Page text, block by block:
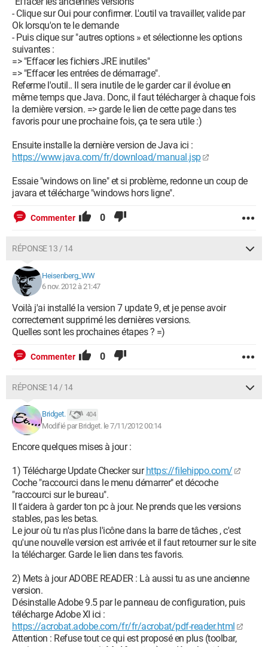
- Clique sur Oui pour confirmer. L'outil va travailler, valide par
Ok lorsqu'on te le demande
- Puis clique sur "autres options » et sélectionne les options
suivantes :
=> "Effacer les fichiers JRE inutiles"
=> "Effacer les entrées de démarrage".
Referme l'outil.. Il sera inutile de le garder car il évolue en
même temps que Java. Donc, il faut télécharger à chaque fois
la dernière version. => garde le lien de cette page dans tes
favoris pour une prochaine fois, ça te sera utile :)
Ensuite installe la dernière version de Java ici :
https://www.java.com/fr/download/manual.jsp
Essaie "windows on line" et si problème, redonne un coup de
javara et télécharge "windows hors ligne".
Commenter 0
RÉPONSE 13 / 14
Heisenberg_WW
6 nov. 2012 à 21:47
Voilà j'ai installé la version 7 update 9, et je pense avoir
correctement supprimé les dernières versions.
Quelles sont les prochaines étapes ? =)
Commenter 0
RÉPONSE 14 / 14
Bridget. 404
Modifié par Bridget. le 7/11/2012 00:14
Encore quelques mises à jour :
1) Télécharge Update Checker surhttps://filehippo.com/
Coche "raccourci dans le menu démarrer" et décoche
"raccourci sur le bureau".
Il t'aidera à garder ton pc à jour. Ne prends que les versions
stables, pas les betas.
Le jour où tu n'as plus l'icône dans la barre de tâches , c'est
qu'une nouvelle version est arrivée et il faut retourner sur le site
la télécharger. Garde le lien dans tes favoris.
2) Mets à jour ADOBE READER : Là aussi tu as une ancienne
version.
Désinstalle Adobe 9.5 par le panneau de configuration, puis
télécharge Adobe XI ici :
https://acrobat.adobe.com/fr/fr/acrobat/pdf-reader.html
Attention : Refuse tout ce qui est proposé en plus (toolbar,